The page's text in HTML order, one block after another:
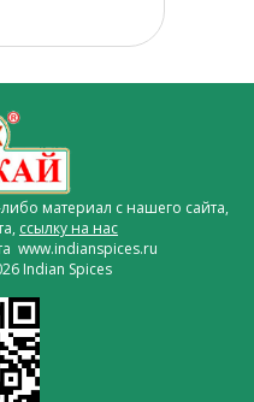
материал с нашего сайта,
ссылку на нас
www.indianspices.ru
Indian Spices